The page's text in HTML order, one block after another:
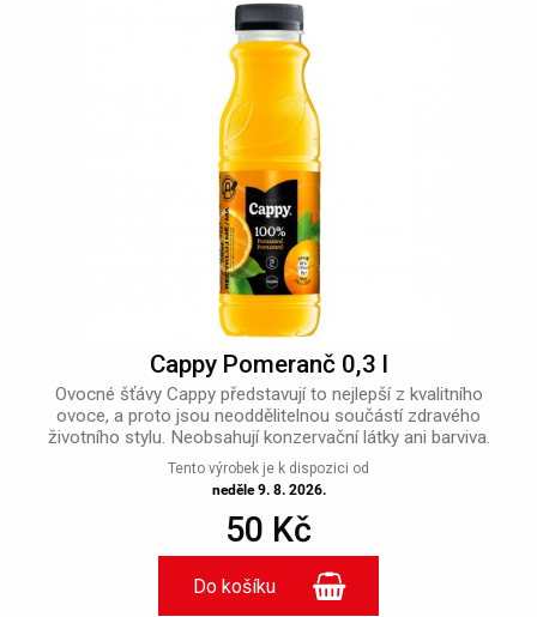
Cappy Pomeranč 0,3 l
Ovocné šťávy Cappy představují to nejlepší z kvalitního
ovoce, a proto jsou neoddělitelnou součástí zdravého
životního stylu. Neobsahují konzervační látky ani barviva.
Tento výrobek je k dispozici od
neděle 9. 8. 2026.
50 Kč